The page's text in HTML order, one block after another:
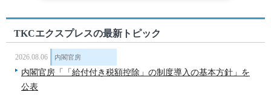
TKCエクスプレスの最新トピック
2026.08.06 内閣官房
内閣官房「「給付付き税額控除」の制度導入の基本方針」を
公表